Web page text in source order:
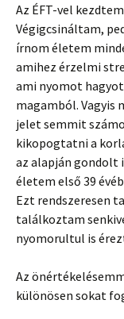
Az ÉFT-vel
Végigcsináltam,
írnom életem
amihez érzelmi
ami nyomot
magamból. Vagyis
jelet semmit
kikopogtatni a
az alapján gondolt
életem első 39
Ezt rendszeresen
találkoztam
nyomorultul is
Az
különösen sokat